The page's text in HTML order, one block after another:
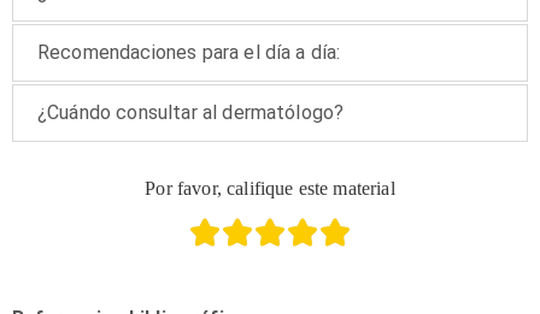
Recomendaciones para el día a día:
¿Cuándo consultar al dermatólogo?
Por favor, califique este material